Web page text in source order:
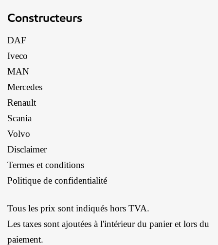
Constructeurs
DAF
Iveco
MAN
Mercedes
Renault
Scania
Volvo
Disclaimer
Termes et conditions
Politique de confidentialité
Tous les prix sont indiqués hors TVA.
Les taxes sont ajoutées à l'intérieur du panier et lors du
paiement.